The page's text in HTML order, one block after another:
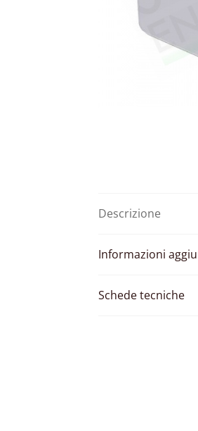
Descrizione
Informazioni
Schede tecniche